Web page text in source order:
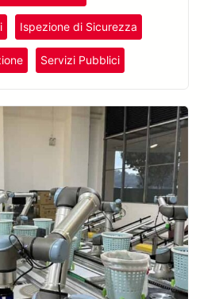
Ispezione di Sicurezza
Servizi Pubblici